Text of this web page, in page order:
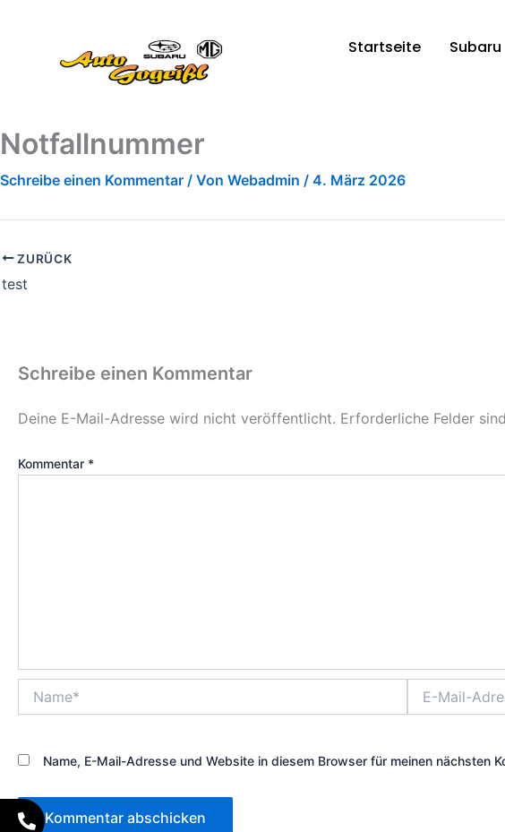
Startseite Subaru
Notfallnummer
Schreibe einen Kommentar / Von Webadmin / 4. März 2026
ZURÜCK
test
Schreibe einen Kommentar
Deine E-Mail-Adresse wird nicht veröffentlicht. Erforderliche Felder
Kommentar *
Mail-
Name, E-Mail-Adresse und Website in diesem Browser für meinen nächsten